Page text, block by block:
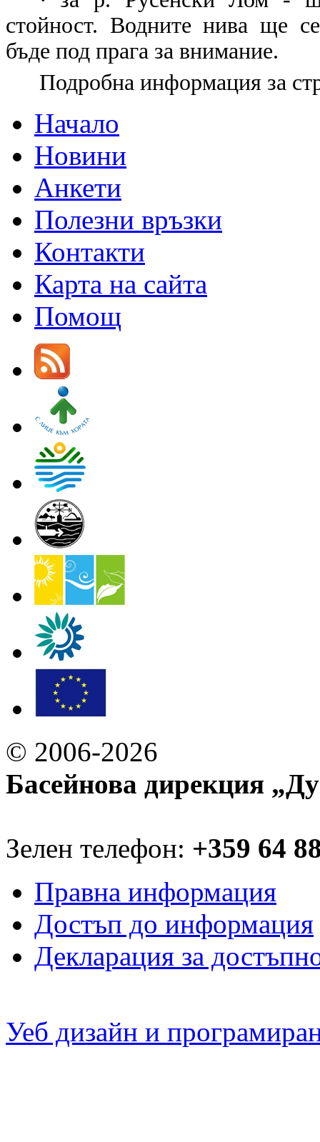
стойност. Водните нива ще
бъде под прага за внимание.
Подробна информация за
Начало
Новини
Анкети
Полезни връзки
Контакти
Карта на сайта
Помощ
© 2006-2026
Басейнова дирекция
Зелен телефон: +359 64
Правна информация
Достъп до информация
Декларация за
Уеб дизайн и